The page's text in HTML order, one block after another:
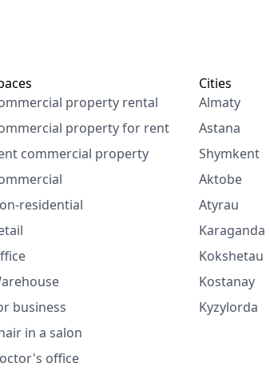
property rental
property for rent
commercial property
residential
business
in a salon
office
Cities
Almaty
Astana
Shymkent
Aktobe
Atyrau
Karaganda
Kokshetau
Kostanay
Kyzylorda